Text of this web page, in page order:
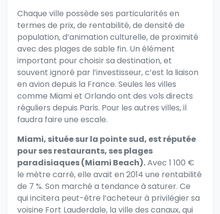
Chaque ville possède ses particularités en
termes de prix, de rentabilité, de densité de
population, d’animation culturelle, de proximité
avec des plages de sable fin. Un élément
important pour choisir sa destination, et
souvent ignoré par l’investisseur, c’est la liaison
en avion depuis la France. Seules les villes
comme Miami et Orlando ont des vols directs
réguliers depuis Paris. Pour les autres villes, il
faudra faire une escale.
Miami, située sur la pointe sud, est réputée
pour ses restaurants, ses plages
paradisiaques (Miami Beach).Avec 1 100 €
le mètre carré, elle avait en 2014 une rentabilité
de 7 %. Son marché a tendance à saturer. Ce
qui incitera peut-être l’acheteur à privilégier sa
voisine Fort Lauderdale, la ville des canaux, qui